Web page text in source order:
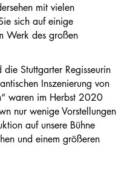
mit vielen
sich auf einige
Werk des großen
Stuttgarter Regisseurin
Inszenierung von
waren im Herbst 2020
nur wenige Vorstellungen
auf unsere Bühne
und einem größeren